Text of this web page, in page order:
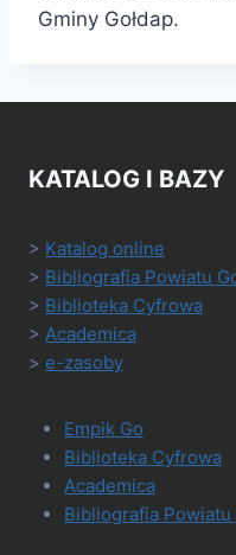
Gminy Gołdap.
KATALOG I BAZY
> Katalog online
> Bibliografia Powiatu
> Biblioteka Cyfrowa
> Academica
> e-zasoby
Empik Go
Biblioteka Cyfrowa
Academica
Bibliografia Powiatu